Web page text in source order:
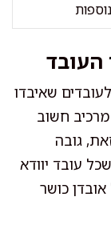
העובד
שאיבדו
חשוב
גובה
עובד יוודא
כושר